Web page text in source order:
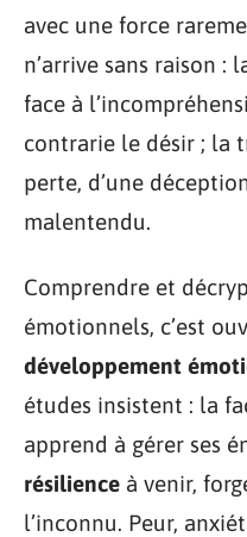
avec une force
n’arrive sans raison :
face à
contrarie le désir ; la
perte, d’une
malentendu.
Comprendre et
émotionnels, c’est
développement
études insistent : la
apprend à gérer ses
résilience à venir,
l’inconnu. Peur,